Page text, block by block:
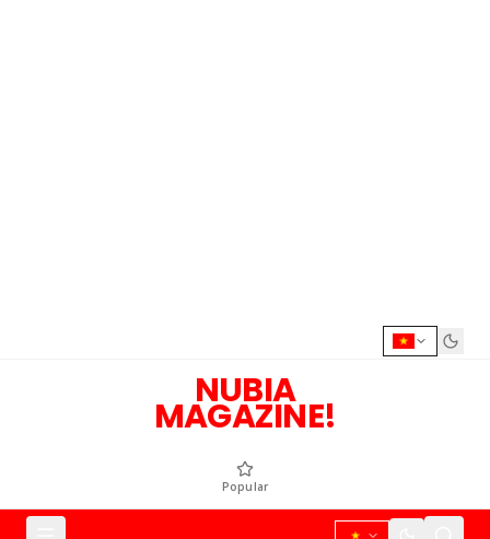
NUBIA
MAGAZINE!
Popular